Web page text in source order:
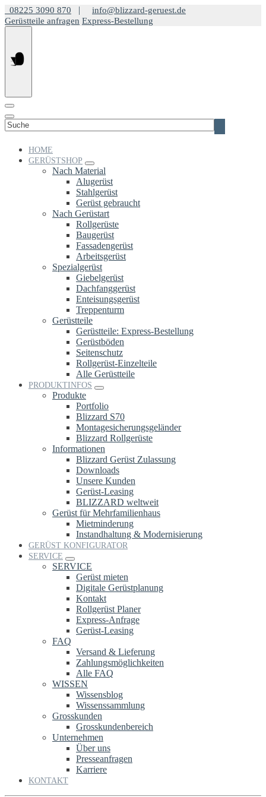
Springe
zum
Inhalt
08225 3090 870 |
info@blizzard-geruest.de
Gerüstteile anfragen Express-Bestellung
nach:
HOME
GERÜSTSHOP
Nach Material
Alugerüst
Stahlgerüst
Gerüst gebraucht
Nach Gerüstart
Rollgerüste
Baugerüst
Fassadengerüst
Arbeitsgerüst
Spezialgerüst
Giebelgerüst
Dachfanggerüst
Enteisungsgerüst
Treppenturm
Gerüstteile
Gerüstteile: Express-Bestellung
Gerüstböden
Seitenschutz
Rollgerüst-Einzelteile
Alle Gerüstteile
PRODUKTINFOS
Produkte
Portfolio
Blizzard S70
Montagesicherungsgeländer
Blizzard Rollgerüste
Informationen
Blizzard Gerüst Zulassung
Downloads
Unsere Kunden
Gerüst-Leasing
BLIZZARD weltweit
Gerüst für Mehrfamilienhaus
Mietminderung
Instandhaltung & Modernisierung
GERÜST KONFIGURATOR
SERVICE
SERVICE
Gerüst mieten
Digitale Gerüstplanung
Kontakt
Rollgerüst Planer
Express-Anfrage
Gerüst-Leasing
FAQ
Versand & Lieferung
Zahlungsmöglichkeiten
Alle FAQ
WISSEN
Wissensblog
Wissenssammlung
Grosskunden
Grosskundenbereich
Unternehmen
Über uns
Presseanfragen
Karriere
KONTAKT